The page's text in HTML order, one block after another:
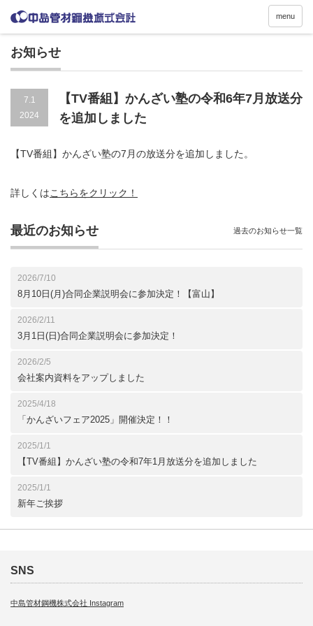
menu
お知らせ
7.1
2024
【TV番組】かんざい塾の令和6年7月放送分
を追加しました
【TV番組】かんざい塾の7月の放送分を追加しました。
詳しくはこちらをクリック！
最近のお知らせ
2026/7/10
8月10日(月)合同企業説明会に参加決定！【富山】
2026/2/11
3月1日(日)合同企業説明会に参加決定！
2026/2/5
会社案内資料をアップしました
2025/4/18
「かんざいフェア2025」開催決定！！
2025/1/1
【TV番組】かんざい塾の令和7年1月放送分を追加しました
2025/1/1
新年ご挨拶
過去のお知らせ一覧
SNS
中島管材鋼機株式会社 Instagram